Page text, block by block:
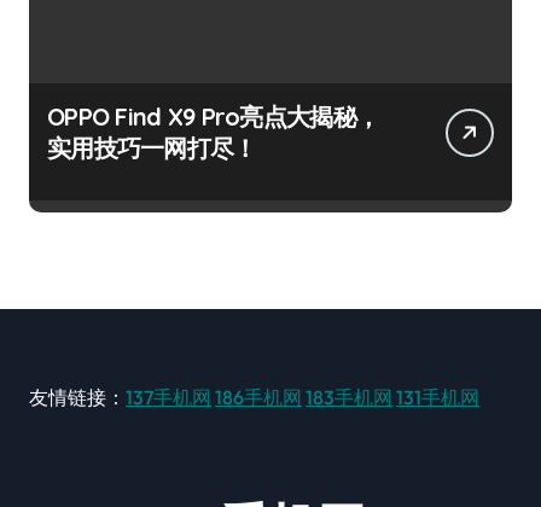
OPPO Find X9 Pro亮点大揭秘，
实用技巧一网打尽！
友情链接： 137手机网 186手机网 183手机网 131手机网